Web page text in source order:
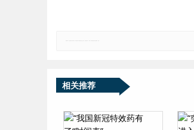
相关推荐